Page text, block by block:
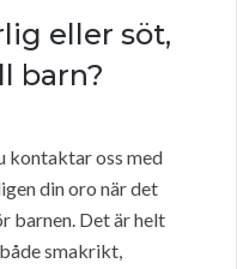
eller söt,
barn?
kontaktar oss med
din oro när det
barnen. Det är helt
smakrikt,